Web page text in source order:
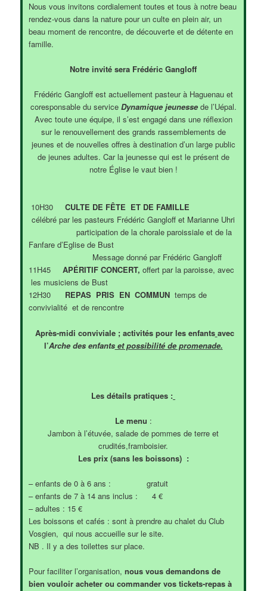
Nous vous invitons cordialement toutes et tous à notre beau
rendez-vous dans la nature pour un culte en plein air, un
beau moment de rencontre, de découverte et de détente en
famille.
Notre invité sera Frédéric Gangloff
Frédéric Gangloff est actuellement pasteur à Haguenau et
coresponsable du service Dynamique jeunessede l’Uépal.
Avec toute une équipe, il s’est engagé dans une réflexion
sur le renouvellement des grands rassemblements de
jeunes et de nouvelles offres à destination d’un large public
de jeunes adultes. Car la jeunesse qui est le présent de
notre Église le vaut bien !
10H30CULTE DE FÊTE ET DE FAMILLE
célébré par les pasteurs Frédéric Gangloff et Marianne Uhri
participation de la chorale paroissiale et de la
Fanfare d’Eglise de Bust
Message donné par Frédéric Gangloff
11H45APÉRITIF CONCERT, offert par la paroisse, avec
les musiciens de Bust
12H30 REPAS PRIS EN COMMUN temps de
convivialité et de rencontre
Après-midi conviviale ; activités pour les enfants avec
l’Arche des enfantset possibilité de promenade.
Les détails pratiques :
Le menu :
Jambon à l’étuvée, salade de pommes de terre et
crudités,framboisier.
Les prix (sans les boissons) :
– enfants de 0 à 6 ans : gratuit
– enfants de 7 à 14 ans inclus : 4 €
– adultes : 15 €
Les boissons et cafés : sont à prendre au chalet du Club
Vosgien, qui nous accueille sur le site.
NB . Il y a des toilettes sur place.
Pour faciliter l’organisation,nous vous demandons de
bien vouloir acheter ou commander vos tickets-repas à